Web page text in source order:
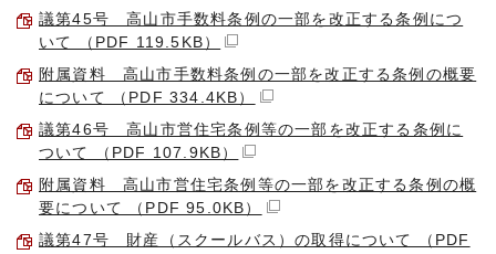
議第45号 高山市手数料条例の一部を改正する条例につ
いて （PDF 119.5KB）
附属資料 高山市手数料条例の一部を改正する条例の概要
について （PDF 334.4KB）
議第46号 高山市営住宅条例等の一部を改正する条例に
ついて （PDF 107.9KB）
附属資料 高山市営住宅条例等の一部を改正する条例の概
要について （PDF 95.0KB）
議第47号 財産（スクールバス）の取得について （PDF